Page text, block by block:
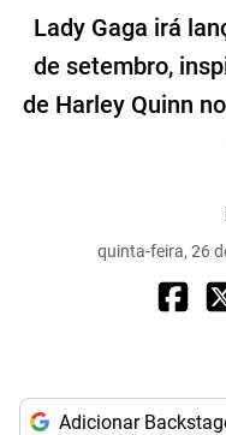
Lady Gaga irá
de setembro,
de Harley Quinn
quinta-feira, 26
Adicionar